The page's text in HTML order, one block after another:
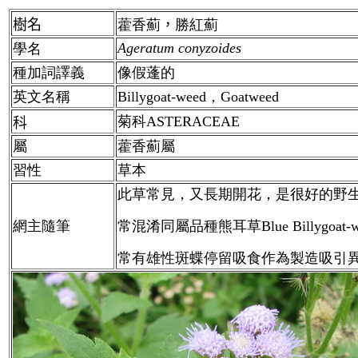
樹名 藿香薊 ， 勝紅薊
學名
Ageratum conyzoides
種加詞譯義
像假蓬的
英文名稱
Billygoat-weed，Goatweed
科
菊科ASTERACEAE
屬
藿香薊屬
習性
草本
網主隨筆
此草常見，又長期開花，是很好的野
常混淆同屬品種熊耳草Blue Billygoat-
常有雄性斑蝶停留吸食作為製造吸引